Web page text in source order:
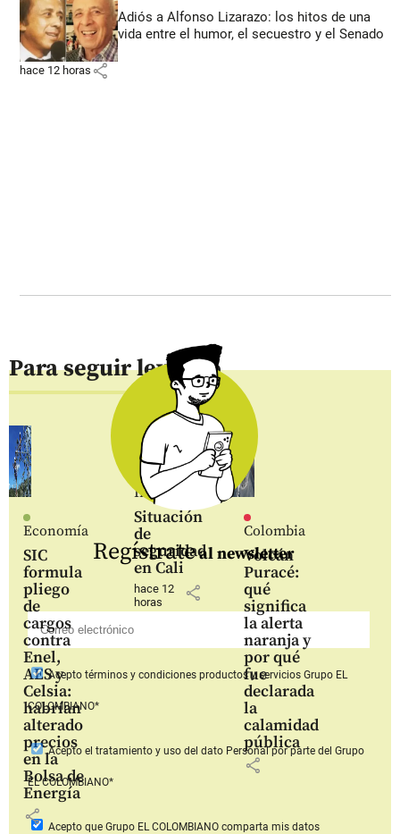
Adiós a Alfonso Lizarazo: los hitos de una
vida entre el humor, el secuestro y el Senado
hace 12 horas share
Para seguir leyendo
Economía
SIC
formula
pliego
de
cargos
contra
Enel,
AES y
Celsia:
habrían
alterado
precios
en la
Bolsa de
Energía
share
Inicio
Situación
de
seguridad
en Cali
hace 12
horas
share
Colombia
Volcán
Puracé:
qué
significa
la alerta
naranja y
por qué
fue
declarada
la
calamidad
pública
share
Regístrateal newsletter
Aceptotérminos y condiciones productos y serviciosGrupo EL
COLOMBIANO*
Acepto el tratamiento y uso del dato Personalpor parte del Grupo
EL COLOMBIANO*
Acepto que Grupo EL COLOMBIANOcomparta mis datos